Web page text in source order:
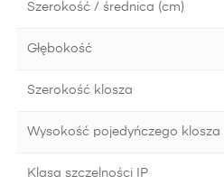
Szerokość / średnica (cm)
Głębokość
Szerokość klosza
Wysokość pojedyńczego klosza
Klasa szczelności IP